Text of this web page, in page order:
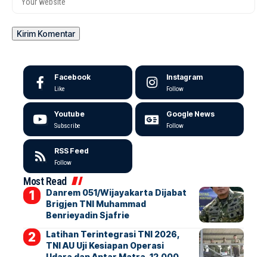
Facebook
Like
Instagram
Follow
Youtube
Subscribe
Google News
Follow
RSS Feed
Follow
Most Read
Danrem 051/Wijayakarta Dijabat
Brigjen TNI Muhammad
Benrieyadin Sjafrie
Latihan Terintegrasi TNI 2026,
TNI AU Uji Kesiapan Operasi